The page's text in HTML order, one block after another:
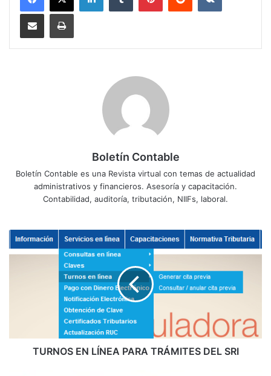
Compartir por correo electrónico
Boletín Contable
Boletín Contable es una Revista virtual con temas de actualidad
administrativos y financieros. Asesoría y capacitación.
Contabilidad, auditoría, tributación, NIIFs, laboral.
U
L
TURNOS EN LÍNEA PARA TRÁMITES DEL SRI